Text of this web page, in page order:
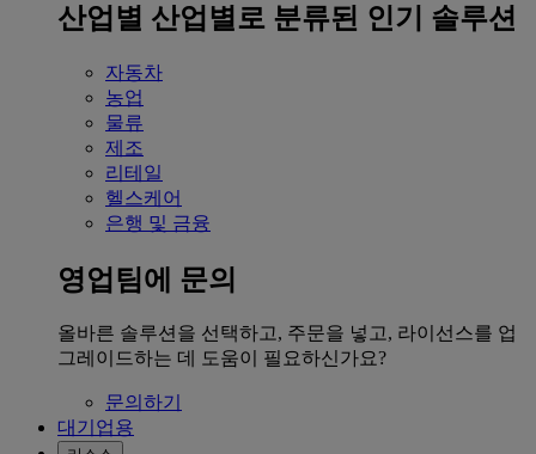
산업별 산업별로 분류된 인기 솔루션
자동차
농업
물류
제조
리테일
헬스케어
은행 및 금융
영업팀에 문의
올바른 솔루션을 선택하고, 주문을 넣고, 라이선스를 업
그레이드하는 데 도움이 필요하신가요?
문의하기
대기업용